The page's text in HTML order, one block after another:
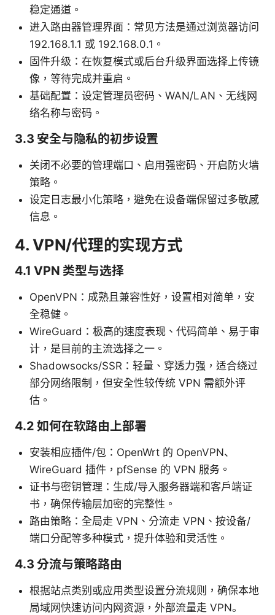
稳定通道。
进入路由器管理界面：常见方法是通过浏览器访问
192.168.1.1 或 192.168.0.1。
固件升级：在恢复模式或后台升级界面选择上传镜
像，等待完成并重启。
基础配置：设定管理员密码、WAN/LAN、无线网
络名称与密码。
3.3 安全与隐私的初步设置
关闭不必要的管理端口、启用强密码、开启防火墙
策略。
设定日志最小化策略，避免在设备端保留过多敏感
信息。
4. VPN/代理的实现方式
4.1 VPN 类型与选择
OpenVPN：成熟且兼容性好，设置相对简单，安
全稳健。
WireGuard：极高的速度表现、代码简单、易于审
计，是目前的主流选择之一。
Shadowsocks/SSR：轻量、穿透力强，适合绕过
部分网络限制，但安全性较传统 VPN 需额外评
估。
4.2 如何在软路由上部署
安装相应插件/包：OpenWrt 的 OpenVPN、
WireGuard 插件，pfSense 的 VPN 服务。
证书与密钥管理：生成/导入服务器端和客户端证
书，确保传输层加密的完整性。
路由策略：全局走 VPN、分流走 VPN、按设备/
端口分配等多种模式，提升体验和灵活性。
4.3 分流与策略路由
根据站点类别或应用类型设置分流规则，确保本地
局域网快速访问内网资源，外部流量走 VPN。